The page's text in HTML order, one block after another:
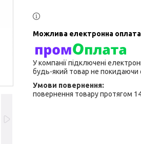
У компанії підключені
будь-який товар не покидаючи
повернення товару протягом